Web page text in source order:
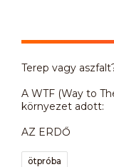
Terep vagy
A WTF (Way to
környezet adott:
AZ ERDŐ
ötpróba